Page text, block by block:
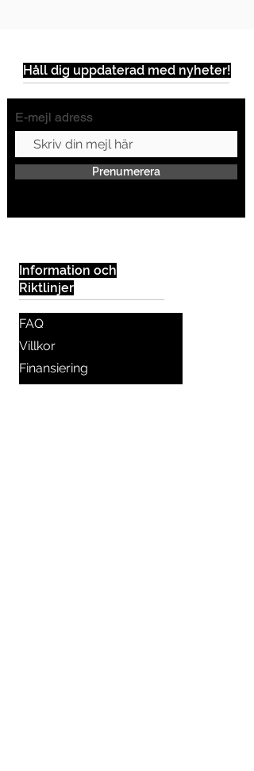
Håll dig uppdaterad med nyheter!
E-mejl adress
Prenumerera
Information och
Riktlinjer
FAQ
Villkor
Finansiering